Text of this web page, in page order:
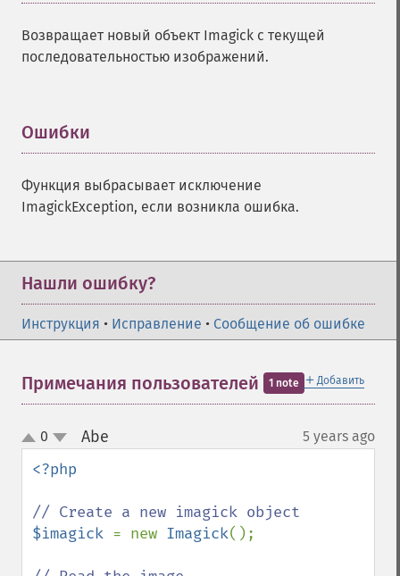
Возвращает новый объект Imagick с текущей
последовательностью изображений.
Ошибки
Функция выбрасывает исключение
ImagickException, если возникла ошибка.
Нашли ошибку?
Инструкция • Исправление • Сообщение об ошибке
＋ Добавить
Примечания пользователей 1 note
up
down
0 Abe 5 years ago
<?php
$imagick = new Imagick();